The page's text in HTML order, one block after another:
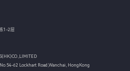
1-2层
62 Lockhart Road, Wanchai, HongKong